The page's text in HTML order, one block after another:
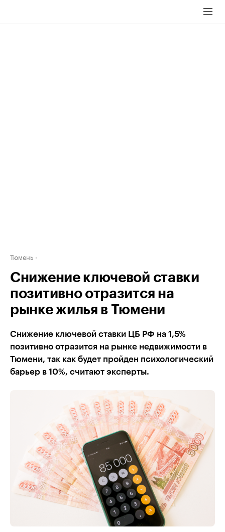
Тюмень
Снижение ключевой ставки
позитивно отразится на
рынке жилья в Тюмени
Снижение ключевой ставки ЦБ РФ на 1,5%
позитивно отразится на рынке недвижимости в
Тюмени, так как будет пройден психологический
барьер в 10%, считают эксперты.